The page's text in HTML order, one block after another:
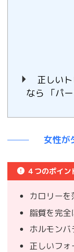
正しい
なら 「パー
女性が
４つのポイン
カロリー
脂質を完全
ホルモンバ
正しいフォ